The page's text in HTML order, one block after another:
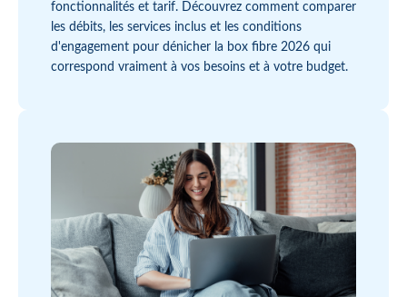
fonctionnalités et tarif. Découvrez comment comparer
les débits, les services inclus et les conditions
d'engagement pour dénicher la box fibre 2026 qui
correspond vraiment à vos besoins et à votre budget.